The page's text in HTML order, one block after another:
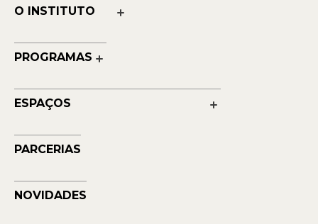
O INSTITUTO
Nossos Números
Quem Faz
Contato
PROGRAMAS
Educação
ESPAÇOS
Musehum
NAVE
PARCERIAS
NOVIDADES